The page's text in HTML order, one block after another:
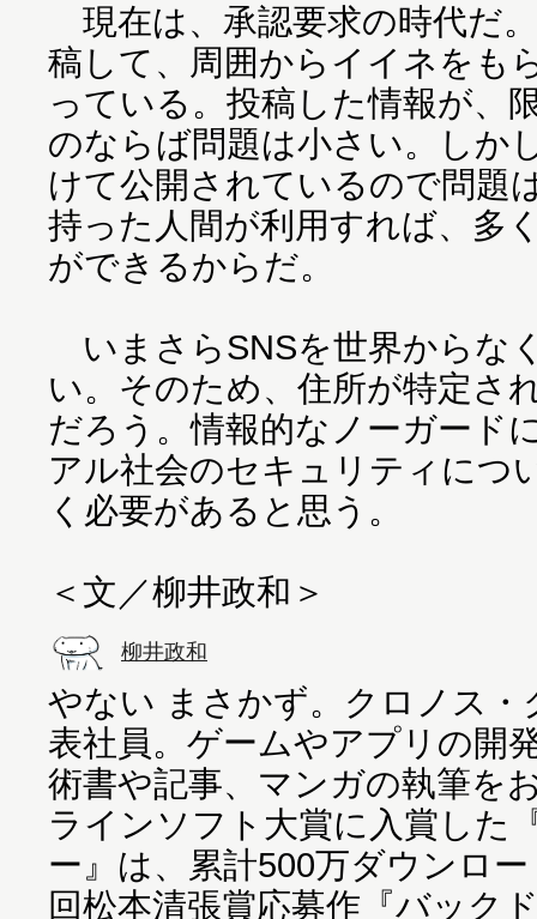
現在は、承認要求の時代だ
稿して、周囲からイイネをも
っている。投稿した情報が、
のならば問題は小さい。しか
けて公開されているので問題
持った人間が利用すれば、多
ができるからだ。
いまさらSNSを世界からな
い。そのため、住所が特定さ
だろう。情報的なノーガード
アル社会のセキュリティにつ
く必要があると思う。
＜文／柳井政和＞
柳井政和
やない まさかず。クロノス・
表社員。ゲームやアプリの開
術書や記事、マンガの執筆を
ラインソフト大賞に入賞した
ー』は、累計500万ダウンロ
回松本清張賞応募作『バック